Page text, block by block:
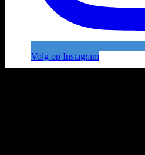
Volg op Instagram